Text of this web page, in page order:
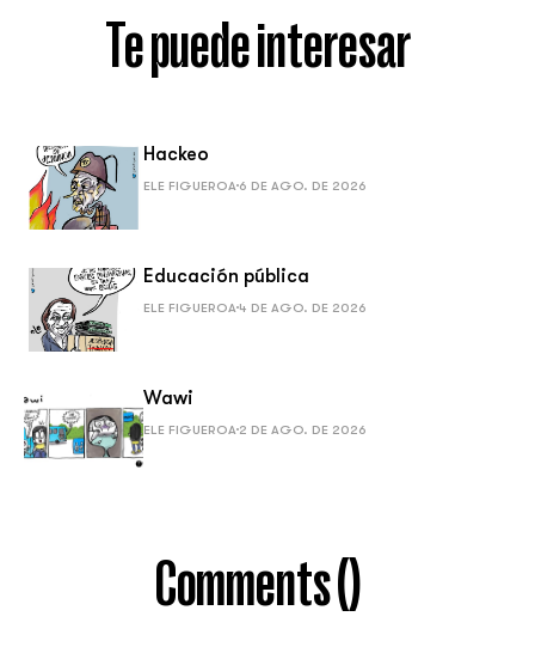
Te puede interesar
Hackeo
ELE FIGUEROA 6 DE AGO. DE 2026
Educación pública
ELE FIGUEROA 4 DE AGO. DE 2026
Wawi
ELE FIGUEROA 2 DE AGO. DE 2026
Comments ()